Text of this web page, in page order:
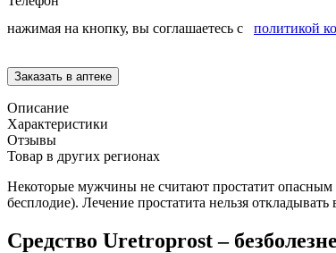
нажимая на кнопку, вы соглашаетесь с политикой
Описание
Характеристики
Отзывы
Товар в других регионах
Некоторые мужчины не считают простатит опасным
бесплодие). Лечение простатита нельзя
Средство Uretroprost –